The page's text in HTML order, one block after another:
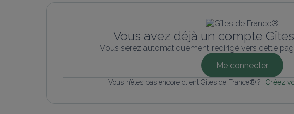
Vous avez déjà un compte
Vous serez automatiquement redirigé vers cette
Me connecter
Vous n’êtes pas encore client Gîtes de France® ? Créez